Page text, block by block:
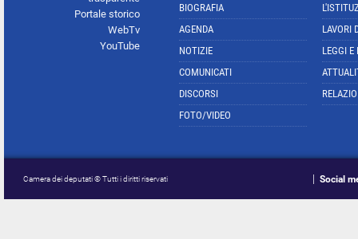
Portale storico
WebTv
YouTube
BIOGRAFIA
AGENDA
NOTIZIE
COMUNICATI
DISCORSI
FOTO/VIDEO
LAVORI
LEGGI E
Camera dei deputati © Tutti i diritti riservati Social